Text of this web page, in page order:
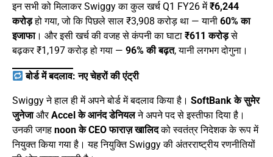
इन सभी को मिलाकर Swiggy का कुल खर्च Q1 FY26 में₹6,244
करोड़हो गया, जो कि पिछले साल ₹3,908 करोड़ था — यानी 60% का
इजाफा। और इसी खर्च की वजह से कंपनी का घाटा ₹611 करोड़से
बढ़कर ₹1,197 करोड़ हो गया — 96% की बढ़त, यानी लगभग दोगुना।
बोर्ड में बदलाव: नए चेहरों की एंट्री
Swiggy ने हाल ही में अपने बोर्ड में बदलाव किया है। SoftBank के सुमेर
जुनेजाऔरAccel के आनंद डेनियलने अपने पद से इस्तीफा दिया है।
उनकी जगह noon के CEO फाराज़ खालिदको स्वतंत्र निदेशक के रूप में
नियुक्त किया गया है। यह नियुक्ति Swiggy की अंतरराष्ट्रीय रणनीतियों